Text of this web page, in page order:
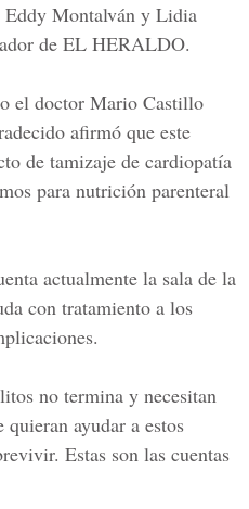
Eddy Montalván y Lidia
de EL HERALDO.
el doctor Mario Castillo
afirmó que este
de tamizaje de cardiopatía
para nutrición parenteral
actualmente la sala de la
con tratamiento a los
no termina y necesitan
ayudar a estos
Estas son las cuentas